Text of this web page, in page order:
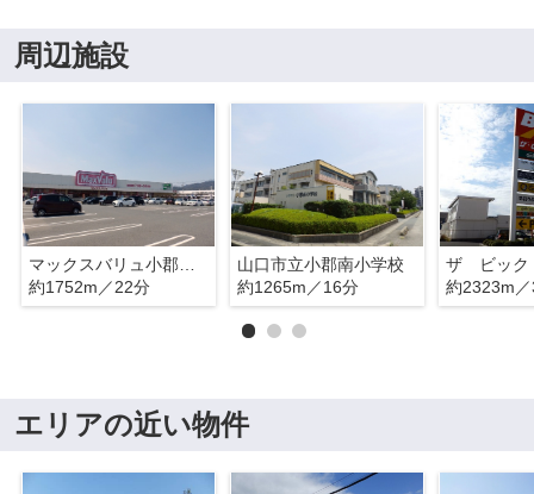
周辺施設
マックスバリュ小郡南店
約1752m／22分
山口市立小郡南小学校
約1265m／16分
ザ ビッ
約2323m
エリアの近い物件